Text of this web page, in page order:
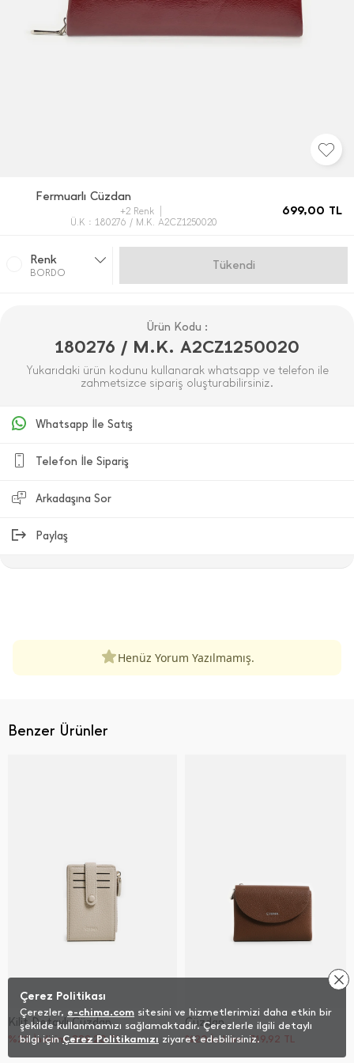
Fermuarlı Cüzdan
+2 Renk
Ü.K : 180276 / M.K. A2CZ1250020
699,00 TL
Renk
BORDO
Gelince Haber Ver
Ürün Kodu :
180276 / M.K. A2CZ1250020
Yukarıdaki ürün kodunu kullanarak whatsapp ve telefon ile
zahmetsizce sipariş oluşturabilirsiniz.
Whatsapp İle Satış
Telefon İle Sipariş
Arkadaşına Sor
Paylaş
Henüz Yorum Yazılmamış.
Benzer Ürünler
Kilit Detaylı Cüzdan
%20 İndirim 399,20TL
Cüzdan
%20 İndirim 719,92 TL
Çerez Politikası
Çerezler, e-chima.com sitesini ve hizmetlerimizi daha etkin bir
şekilde kullanmamızı sağlamaktadır. Çerezlerle ilgili detaylı
bilgi içinÇerez Politikamızı ziyaret edebilirsiniz.